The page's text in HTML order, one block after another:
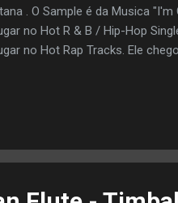
. O Sample é da Musica
no Hot R & B / Hip-Hop
no Hot Rap Tracks. Ele
Músicas N º 1 Hot canções
Remix)". Possui Birdman , TQ